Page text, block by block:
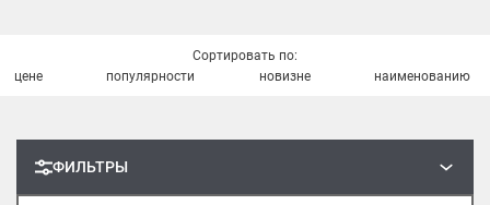
ФИЛЬТРЫ
Сортировать по:
цене
популярности новизне наименованию